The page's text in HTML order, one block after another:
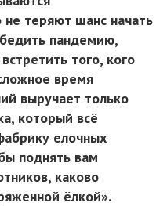
теряют шанс начать
пандемию,
того, кого
время
выручает только
который всё
елочных
поднять вам
каково
ёлкой».